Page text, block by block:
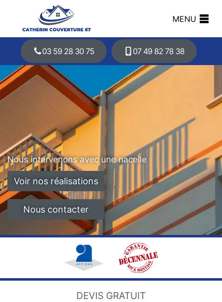
MENU
03 59 28 30 75 07 49 82 78 38
Nous intervenons avec une nacelle
Voir nos réalisations
Nous contacter
DEVIS GRATUIT